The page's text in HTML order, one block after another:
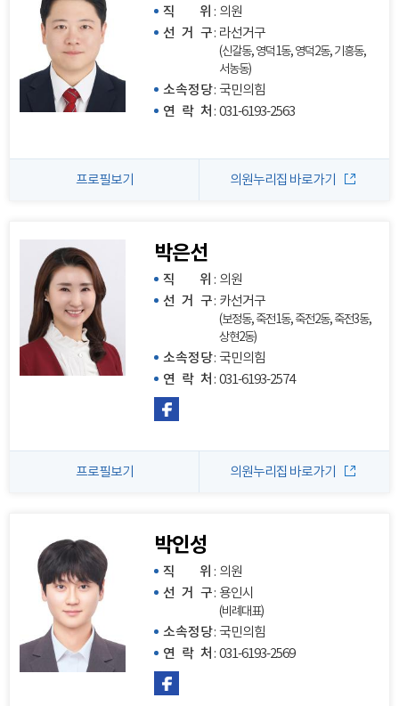
직 위
: 의원
선 거 구: 라선거구
(신갈동, 영덕1동, 영덕2동, 기흥동,
서농동)
소속정당: 국민의힘
연 락 처 : 031-6193-2563
프로필보기 의원누리집 바로가기
박은선
직 위
: 의원
선 거 구: 카선거구
(보정동, 죽전1동, 죽전2동, 죽전3동,
상현2동)
소속정당: 국민의힘
연 락 처 : 031-6193-2574
프로필보기 의원누리집 바로가기
박인성
직 위
: 의원
선 거 구: 용인시
(비례대표)
소속정당: 국민의힘
연 락 처 : 031-6193-2569